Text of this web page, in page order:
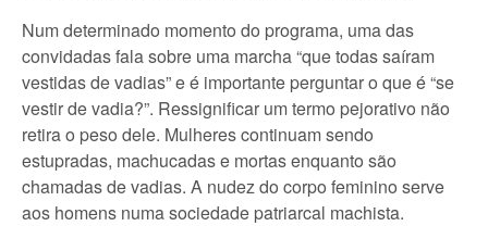
Num determinado momento do programa, uma das
convidadas fala sobre uma marcha “que todas saíram
vestidas de vadias” e é importante perguntar o que é “se
vestir de vadia?”. Ressignificar um termo pejorativo não
retira o peso dele. Mulheres continuam sendo
estupradas, machucadas e mortas enquanto são
chamadas de vadias. A nudez do corpo feminino serve
aos homens numa sociedade patriarcal machista.